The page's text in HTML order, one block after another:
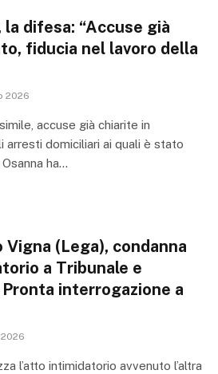
difesa: “Accuse già
fiducia nel lavoro della
2026
accuse già chiarite in
arresti domiciliari ai quali è stato
ha…
(Lega), condanna
a Tribunale e
interrogazione a
l’atto intimidatorio avvenuto l’altra